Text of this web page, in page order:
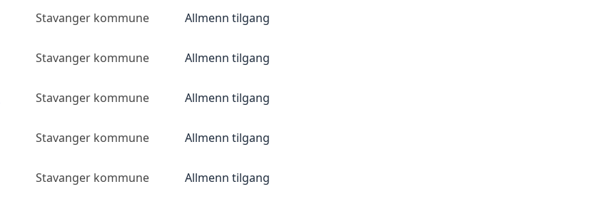
Stavanger kommune Allmenn tilgang
Stavanger kommune Allmenn tilgang
Stavanger kommune Allmenn tilgang
Stavanger kommune Allmenn tilgang
Stavanger kommune Allmenn tilgang